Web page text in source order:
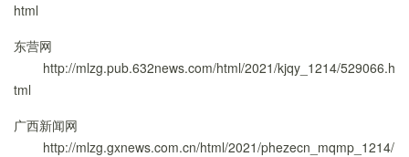
html
东营网
http://mlzg.pub.632news.com/html/2021/kjqy_1214/529066.h
tml
广西新闻网
http://mlzg.gxnews.com.cn/html/2021/phezecn_mqmp_1214/